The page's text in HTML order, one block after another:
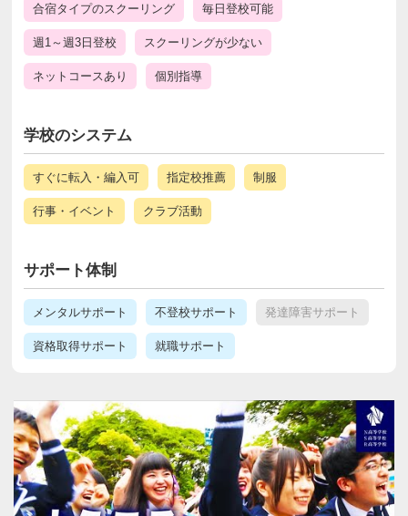
合宿タイプのスクーリング 毎日登校可能
週1～週3日登校 スクーリングが少ない
ネットコースあり 個別指導
学校のシステム
すぐに転入・編入可 指定校推薦 制服
行事・イベント クラブ活動
サポート体制
メンタルサポート 不登校サポート 発達障害サポート
資格取得サポート 就職サポート